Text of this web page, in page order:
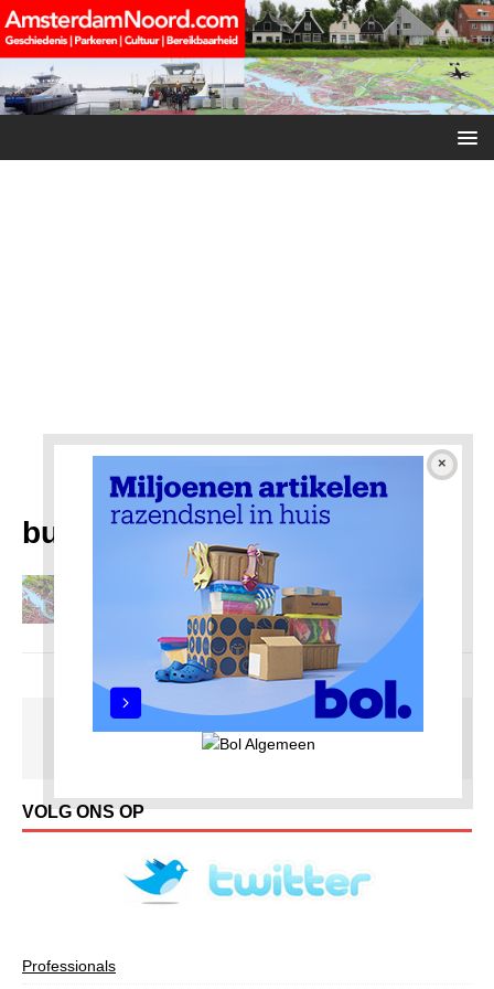
buurten
Buurten in Amsterdam-Noord
18 oktober 2020 Redactie AmsterdamNoord com
VOLG ONS OP
Professionals